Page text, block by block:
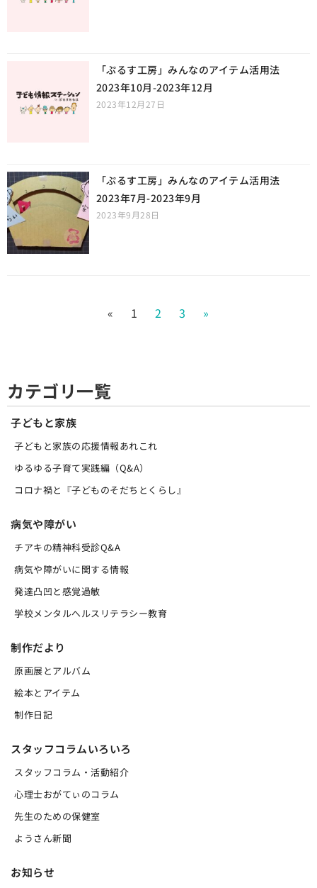
「ぷるす工房」みんなのアイテム活用法
2023年10月-2023年12月
2023年12月27日
「ぷるす工房」みんなのアイテム活用法
2023年7月-2023年9月
2023年9月28日
« 1 2 3 »
カテゴリ一覧
子どもと家族
子どもと家族の応援情報あれこれ
ゆるゆる子育て実践編（Q&A）
コロナ禍と『子どものそだちとくらし』
病気や障がい
チアキの精神科受診Q&A
病気や障がいに関する情報
発達凸凹と感覚過敏
学校メンタルへルスリテラシー教育
制作だより
原画展とアルバム
絵本とアイテム
制作日記
スタッフコラムいろいろ
スタッフコラム・活動紹介
心理士おがてぃのコラム
先生のための保健室
ようさん新聞
お知らせ